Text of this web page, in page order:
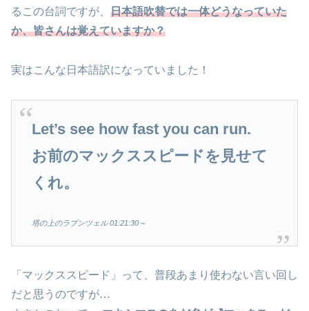
るこの台詞ですが、 日本語吹替では一体どうなっていた
か、皆さんは覚えていますか？
実はこんな日本語訳になっていました！
Let’s see how fast you can run.
お前のマックススピードを見せて
くれ。
塔の上のラプンツェル 01:21:30～
「マックススピード」って、普段あまり使わない言い回し
だと思うのですが…